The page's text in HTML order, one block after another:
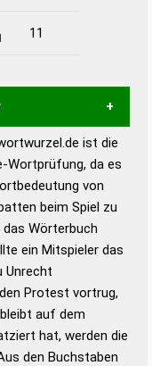
11
zu
um die
Spiel zu
in 12 Bänden
und gutes
ist die
Wortprüfung, da es
von
beim Spiel zu
Wörterbuch
ein Mitspieler das
Unrecht
Protest vortrug,
auf dem
hat, werden die
den Buchstaben